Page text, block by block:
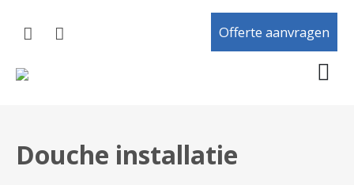
Offerte aanvragen
Douche installatie